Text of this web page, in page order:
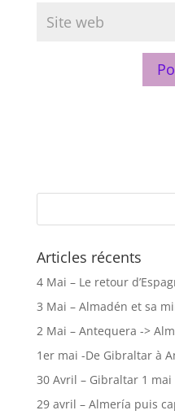
Articles récents
4 Mai – Le retour
3 Mai – Almadén et sa
2 Mai – Antequera ->
1er mai -De Gibraltar à
30 Avril – Gibraltar 1 mai
29 avril – Almería puis